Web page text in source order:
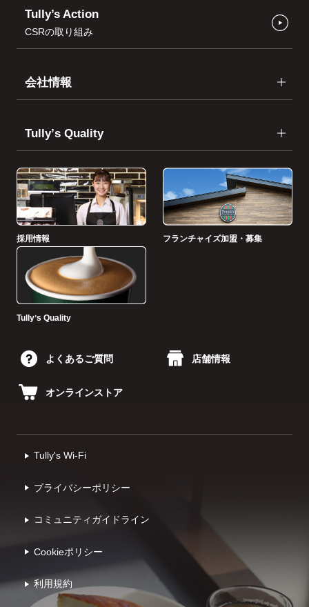
Tully’s Action
CSRの取り組み
会社情報
Tullyʼs Quality
採用情報 フランチャイズ加盟・募集
Tullyʼs Quality
よくあるご質問 店舗情報
オンラインストア
Tully's Wi-Fi
プライバシーポリシー
コミュニティガイドライン
Cookieポリシー
利⽤規約